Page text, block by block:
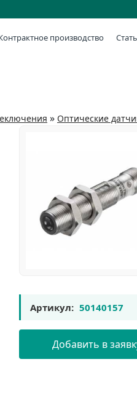
производство
» Оптические
Артикул: 50140157
Добавить в